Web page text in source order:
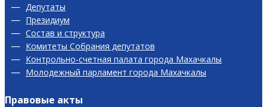
Депутаты
Президиум
Состав и структура
Комитеты Собрания депутатов
Контрольно-счетная палата города Махачкалы
Молодежный парламент города Махачкалы
Правовые акты